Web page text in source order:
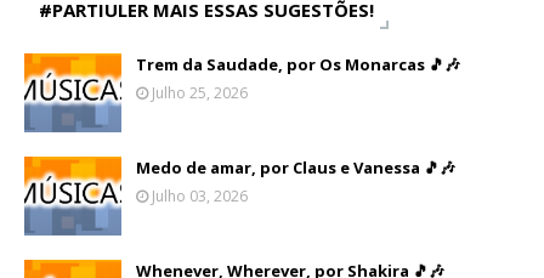
#PARTIULER MAIS ESSAS SUGESTÕES!
Trem da Saudade, por Os Monarcas 🎵🎶
Julho 25, 2026
Medo de amar, por Claus e Vanessa 🎵🎶
Julho 03, 2026
Whenever, Wherever, por Shakira 🎵🎶